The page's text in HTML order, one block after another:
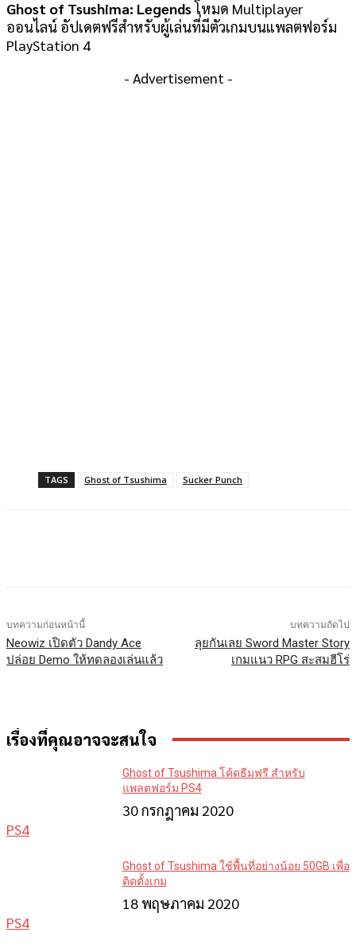
Ghost of Tsushima: Legendsโหมด Multiplayer
ออนไลน์ อัปเดตฟรีสำหรับผู้เล่นที่มีตัวเกมบนแพลตฟอร์ม
PlayStation 4
- Advertisement -
TAGS Ghost of Tsushima Sucker Punch
บทความก่อนหน้านี้
Neowiz เปิดตัว Dandy Ace
ปล่อย Demo ให้ทดลองเล่นแล้ว
บทความถัดไป
ลุยกันเลย Sword Master Story
เกมแนว RPG สะสมฮีโร่
เรื่องที่คุณอาจจะสนใจ
PS4
Ghost of Tsushima โค้ดธีมฟรี สำหรับ
แพลตฟอร์ม PS4
30 กรกฎาคม 2020
PS4
Ghost of Tsushima ใช้พื้นที่อย่างน้อย 50GB เพื่อ
ติดตั้งเกม
18 พฤษภาคม 2020